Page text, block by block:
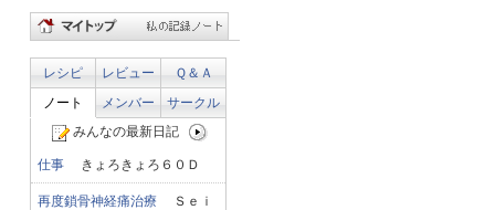
レシピ レビュー
Ｑ＆Ａ
ノート
メンバー
サークル
みんなの最新日記
仕事 きょろきょろ６０Ｄ
再度鎖骨神経痛治療 Ｓｅｉ